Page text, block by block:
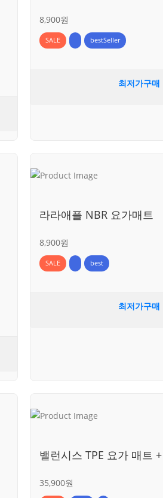
8,900원
SALE bestSeller
최저가구매
라라애플 NBR 요가매트
8,900원
SALE best
최저가구매
밸런시스 TPE 요가 매트
35,900원